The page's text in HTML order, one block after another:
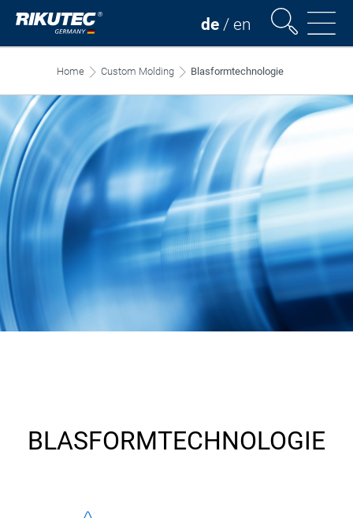
de / en
Home Custom Molding Blasformtechnologie
BLASFORMTECHNOLOGIE